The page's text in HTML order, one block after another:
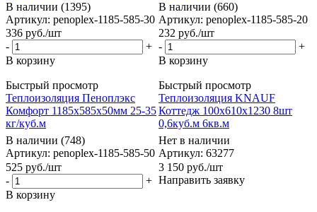
В наличии (1395)
Артикул: penoplex-1185-585-30
336 руб./шт
-
+
В корзину
В наличии (660)
Артикул: penoplex-1185-585-20
232 руб./шт
-
+
В корзину
Быстрый просмотр
Теплоизоляция Пеноплэкс
Комфорт 1185х585х50мм 25-35
кг/куб.м
В наличии (748)
Артикул: penoplex-1185-585-50
525 руб./шт
-
+
В корзину
Быстрый просмотр
Теплоизоляция KNAUF
Коттедж 100х610х1230 8шт
0,6куб.м 6кв.м
Нет в наличии
Артикул: 63277
3 150 руб./шт
Направить заявку